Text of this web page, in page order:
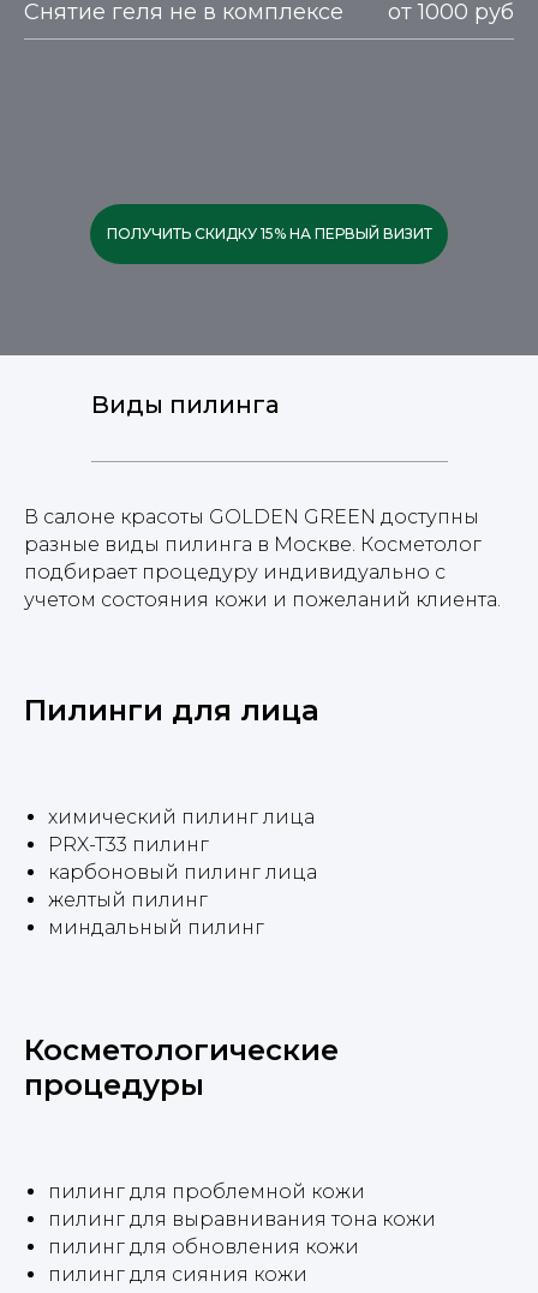
Снятие геля не в комплексе от 1000 руб
ПОЛУЧИТЬ СКИДКУ 15% НА ПЕРВЫЙ ВИЗИТ
Виды пилинга
В салоне красоты GOLDEN GREEN доступны
разные виды пилинга в Москве. Косметолог
подбирает процедуру индивидуально с
учетом состояния кожи и пожеланий клиента.
Пилинги для лица
химический пилинг лица
PRX-T33 пилинг
карбоновый пилинг лица
желтый пилинг
миндальный пилинг
Косметологические
процедуры
пилинг для проблемной кожи
пилинг для выравнивания тона кожи
пилинг для обновления кожи
пилинг для сияния кожи